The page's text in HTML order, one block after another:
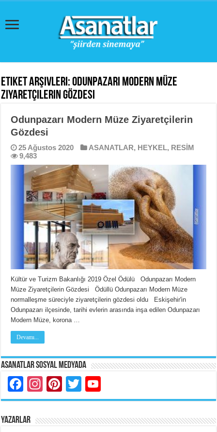
Etiket Arşivleri:Odunpazarı Modern Müze
Ziyaretçilerin Gözdesi
Odunpazarı Modern Müze Ziyaretçilerin
Gözdesi
25 Ağustos 2020 ASANATLAR, HEYKEL, RESİM
9,483
Kültür ve Turizm Bakanlığı 2019 Özel Ödülü Odunpazarı Modern
Müze Ziyaretçilerin Gözdesi Ödüllü Odunpazarı Modern Müze
normalleşme süreciyle ziyaretçilerin gözdesi oldu Eskişehir'in
Odunpazarı ilçesinde, tarihi evlerin arasında inşa edilen Odunpazarı
Modern Müze, korona …
Devamı...
Asanatlar Sosyal Medyada
Facebook
Instagram
Pinterest
Twitter
YAZARLAR